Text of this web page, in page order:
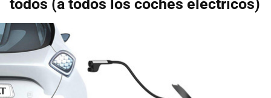
todos (a todos los coches eléctricos)